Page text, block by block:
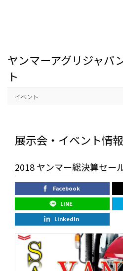
ヤンマーアグリジャパ
ト
イベント
展示会・イベント情報
2018 ヤンマー総決算セー
Facebook
LINE
LinkedIn